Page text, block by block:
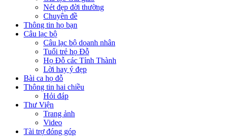
Nét đẹp đời thường
Chuyên đề
Thông tin họ bạn
Câu lạc bộ
Câu lạc bộ doanh nhân
Tuổi trẻ họ Đỗ
Họ Đỗ các Tỉnh Thành
Lời hay ý đẹp
Bài ca họ đỗ
Thông tin hai chiều
Hỏi đáp
Thư Viện
Trang ảnh
Video
Tài trợ đóng góp